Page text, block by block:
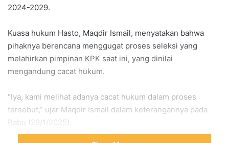
2024-2029.
Kuasa hukum Hasto, Maqdir Ismail, menyatakan bahwa
pihaknya berencana menggugat proses seleksi yang
melahirkan pimpinan KPK saat ini, yang dinilai
mengandung cacat hukum.
“Iya, kami melihat adanya cacat hukum dalam proses
tersebut,” ujar Maqdir Ismail dalam keterangannya pada
Rabu (29/1/2025).